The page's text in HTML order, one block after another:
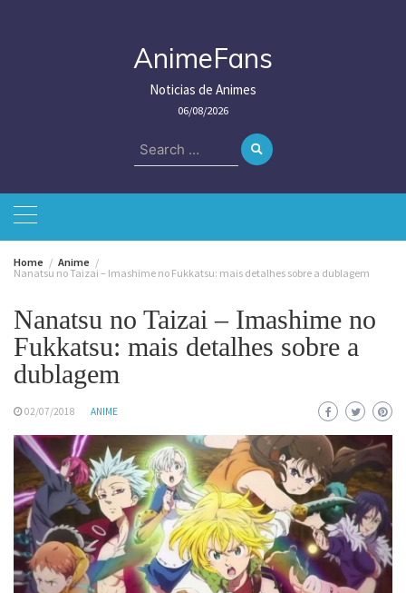
AnimeFans
Noticias de Animes
06/08/2026
Search
for:
Home
Anime
Nanatsu no Taizai – Imashime no Fukkatsu: mais detalhes sobre a dublagem
Nanatsu no Taizai – Imashime no
Fukkatsu: mais detalhes sobre a
dublagem
02/07/2018 ANIME